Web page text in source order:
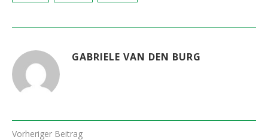
GABRIELE VAN DEN BURG
Vorheriger Beitrag